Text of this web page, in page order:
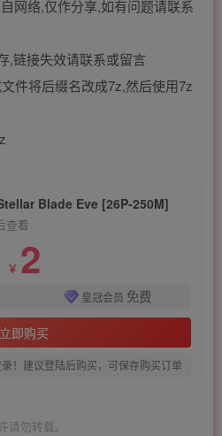
网络,仅作分享,如有问题请联系
,链接失效请联系或留言
件将后缀名改成7z,然后使用7z
Blade Eve [26P-250M]
查看
￥ 2
皇冠会员 免费
立即购买
！建议登陆后购买，可保存购买订单
勿转载。